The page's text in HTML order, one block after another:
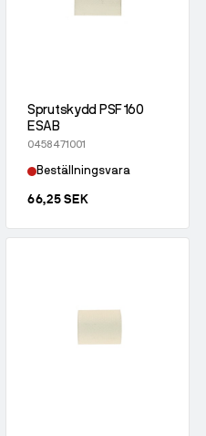
Sprutskydd PSF 160
ESAB
0458471001
Beställningsvara
66,25 SEK